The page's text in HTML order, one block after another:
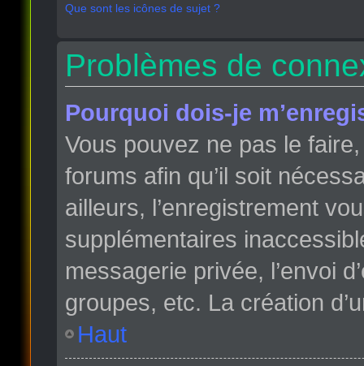
Que sont les icônes de sujet ?
Problèmes de
Pourquoi dois-je
Vous pouvez ne pas le
forums afin qu’il soit
ailleurs, l’enregistrement
supplémentaires
messagerie privée, l’envoi
groupes, etc. La création
Haut